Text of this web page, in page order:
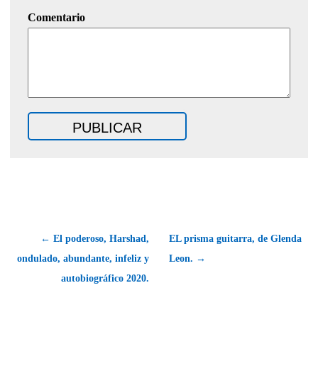
Comentario
← El poderoso, Harshad,
ondulado, abundante, infeliz y
autobiográfico 2020.
EL prisma guitarra, de Glenda
Leon. →